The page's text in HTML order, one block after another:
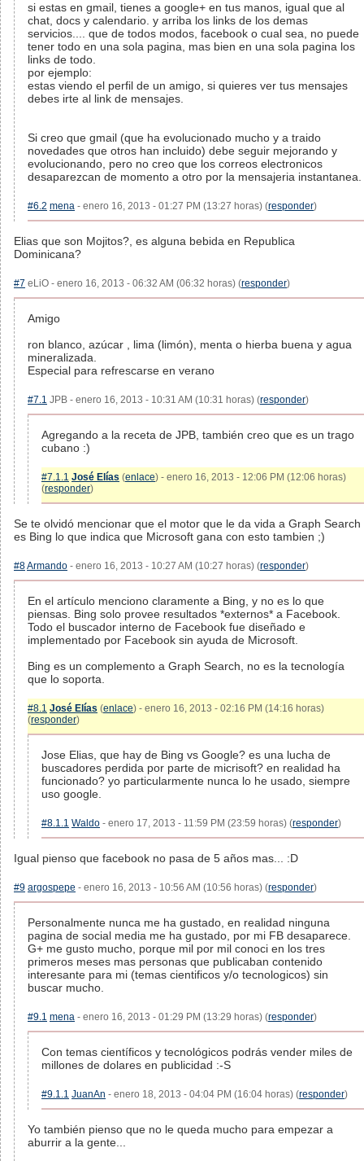
si estas en gmail, tienes a google+ en tus manos, igual que al
chat, docs y calendario. y arriba los links de los demas
servicios.... que de todos modos, facebook o cual sea, no puede
tener todo en una sola pagina, mas bien en una sola pagina los
links de todo.
por ejemplo:
estas viendo el perfil de un amigo, si quieres ver tus mensajes
debes irte al link de mensajes.
Si creo que gmail (que ha evolucionado mucho y a traido
novedades que otros han incluido) debe seguir mejorando y
evolucionando, pero no creo que los correos electronicos
desaparezcan de momento a otro por la mensajeria instantanea.
#6.2 mena - enero 16, 2013 - 01:27 PM (13:27 horas) (responder)
Elias que son Mojitos?, es alguna bebida en Republica
Dominicana?
#7 eLiO - enero 16, 2013 - 06:32 AM (06:32 horas) (responder)
Amigo
ron blanco, azúcar , lima (limón), menta o hierba buena y agua
mineralizada.
Especial para refrescarse en verano
#7.1 JPB - enero 16, 2013 - 10:31 AM (10:31 horas) (responder)
Agregando a la receta de JPB, también creo que es un trago
cubano :)
#7.1.1 José Elías (enlace) - enero 16, 2013 - 12:06 PM (12:06 horas)
(responder)
Se te olvidó mencionar que el motor que le da vida a Graph Search
es Bing lo que indica que Microsoft gana con esto tambien ;)
#8Armando - enero 16, 2013 - 10:27 AM (10:27 horas) (responder)
En el artículo menciono claramente a Bing, y no es lo que
piensas. Bing solo provee resultados *externos* a Facebook.
Todo el buscador interno de Facebook fue diseñado e
implementado por Facebook sin ayuda de Microsoft.
Bing es un complemento a Graph Search, no es la tecnología
que lo soporta.
#8.1 José Elías (enlace) - enero 16, 2013 - 02:16 PM (14:16 horas)
(responder)
Jose Elias, que hay de Bing vs Google? es una lucha de
buscadores perdida por parte de micrisoft? en realidad ha
funcionado? yo particularmente nunca lo he usado, siempre
uso google.
#8.1.1 Waldo - enero 17, 2013 - 11:59 PM (23:59 horas) (responder)
Igual pienso que facebook no pasa de 5 años mas... :D
#9 argospepe - enero 16, 2013 - 10:56 AM (10:56 horas) (responder)
Personalmente nunca me ha gustado, en realidad ninguna
pagina de social media me ha gustado, por mi FB desaparece.
G+ me gusto mucho, porque mil por mil conoci en los tres
primeros meses mas personas que publicaban contenido
interesante para mi (temas cientificos y/o tecnologicos) sin
buscar mucho.
#9.1 mena - enero 16, 2013 - 01:29 PM (13:29 horas) (responder)
Con temas científicos y tecnológicos podrás vender miles de
millones de dolares en publicidad :-S
#9.1.1 JuanAn - enero 18, 2013 - 04:04 PM (16:04 horas) (responder)
Yo también pienso que no le queda mucho para empezar a
aburrir a la gente...